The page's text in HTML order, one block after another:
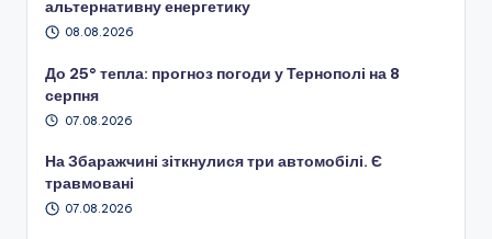
альтернативну енергетику
08.08.2026
До 25° тепла: прогноз погоди у Тернополі на 8
серпня
07.08.2026
На Збаражчині зіткнулися три автомобілі. Є
травмовані
07.08.2026